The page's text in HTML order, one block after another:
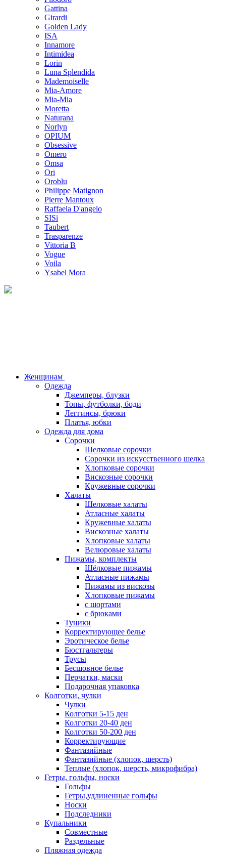
Gattina
Girardi
Golden Lady
ISA
Innamore
Intimidea
Lorin
Luna Splendida
Mademoiselle
Mia-Amore
Mia-Mia
Moretta
Naturana
Norlyn
OPIUM
Obsessive
Omero
Omsa
Ori
Oroblu
Philippe Matignon
Pierre Mantoux
Raffaela D'angelo
SISi
Taubert
Trasparenze
Vittoria B
Vogue
Voila
Ysabel Mora
Женщинам
Одежда
Джемперы, блузки
Топы, футболки, боди
Леггинсы, брюки
Платья, юбки
Одежда для дома
Сорочки
Шелковые сорочки
Сорочки из искусственного шелка
Хлопковые сорочки
Вискозные сорочки
Кружевные сорочки
Халаты
Шелковые халаты
Атласные халаты
Кружевные халаты
Вискозные халаты
Хлопковые халаты
Велюровые халаты
Пижамы, комплекты
Шёлковые пижамы
Атласные пижамы
Пижамы из вискозы
Хлопковые пижамы
с шортами
с брюками
Туники
Корректирующее белье
Эротическое белье
Бюстгальтеры
Трусы
Бесшовное белье
Перчатки, маски
Подарочная упаковка
Колготки, чулки
Чулки
Колготки 5-15 ден
Колготки 20-40 ден
Колготки 50-200 ден
Корректирующие
Фантазийные
Фантазийные (хлопок, шерсть)
Теплые (хлопок, шерсть, микрофибра)
Гетры, гольфы, носки
Гольфы
Гетры,удлиненные гольфы
Носки
Подследники
Купальники
Совместные
Раздельные
Пляжная одежда